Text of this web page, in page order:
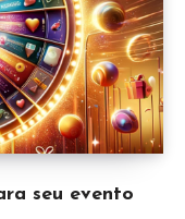
seu evento